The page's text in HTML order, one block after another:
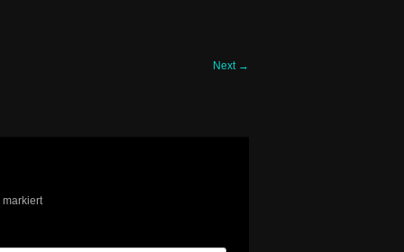
Next →
markiert